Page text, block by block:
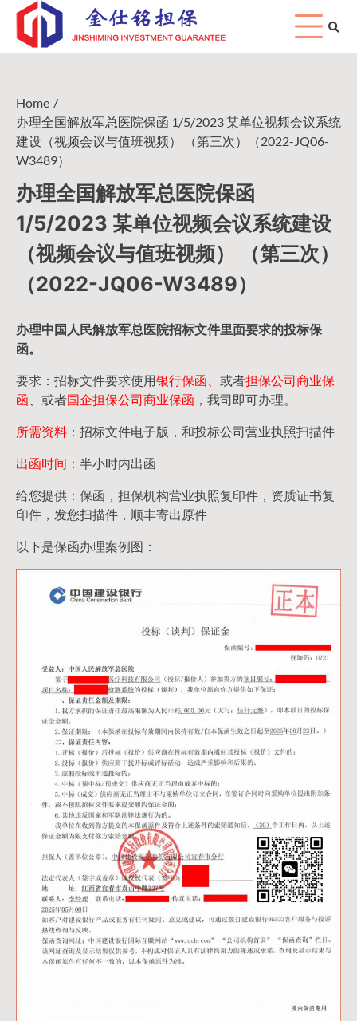
Skip
content
Home
办理全国解放军总医院保函 1/5/2023 某单位视频会议系统
建设（视频会议与值班视频） （第三次）（2022-JQ06-
W3489）
办理全国解放军总医院保函
1/5/2023 某单位视频会议系统建设
（视频会议与值班视频） （第三次）
（2022-JQ06-W3489）
办理中国人民解放军总医院招标文件里面要求的投标保
函。
要求：招标文件要求使用银行保函、 或者担保公司商业保
函 、或者国企担保公司商业保函 ，我司即可办理。
所需资料 ：招标文件电子版，和投标公司营业执照扫描件
出函时间 ：半小时内出函
给您提供：保函，担保机构营业执照复印件，资质证书复
印件，发您扫描件，顺丰寄出原件
以下是保函办理案例图：